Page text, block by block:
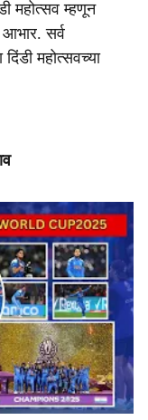
महोत्सव म्हणून
सर्व
महोत्सवच्या